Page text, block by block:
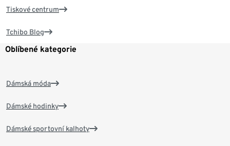
Tiskové centrum
Tchibo Blog
Oblíbené kategorie
Dámská móda
Dámské hodinky
Dámské sportovní kalhoty